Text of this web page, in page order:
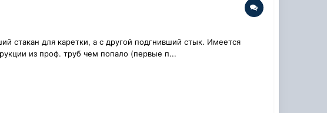
стакан для каретки, а с другой подгнивший стык. Имеется
из проф. труб чем попало (первые п...